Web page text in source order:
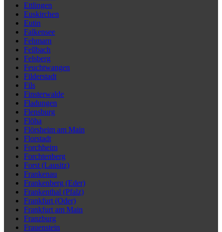
Ettlingen
Euskirchen
Eutin
Falkensee
Fehmarn
Fellbach
Felsberg
Feuchtwangen
Filderstadt
Fils
Finsterwalde
Fladungen
Flensburg
Flöha
Flörsheim am Main
Florstadt
Forchheim
Forchtenberg
Forst (Lausitz)
Frankenau
Frankenberg (Eder)
Frankenthal (Pfalz)
Frankfurt (Oder)
Frankfurt am Main
Franzburg
Frauenstein